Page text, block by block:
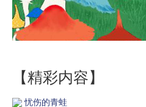
【精彩内容】
忧伤的青蛙